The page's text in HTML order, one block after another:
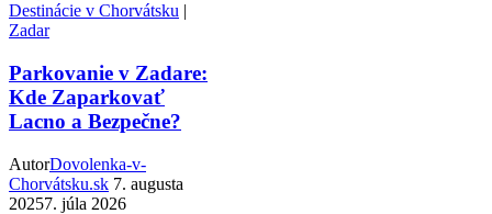
Destinácie v Chorvátsku |
Zadar
Parkovanie v Zadare:
Kde Zaparkovať
Lacno a Bezpečne?
AutorDovolenka-v-
Chorvátsku.sk 7. augusta
20257. júla 2026